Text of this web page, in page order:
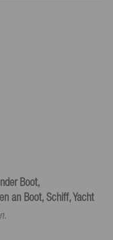
Boot,
an Boot, Schiff, Yacht